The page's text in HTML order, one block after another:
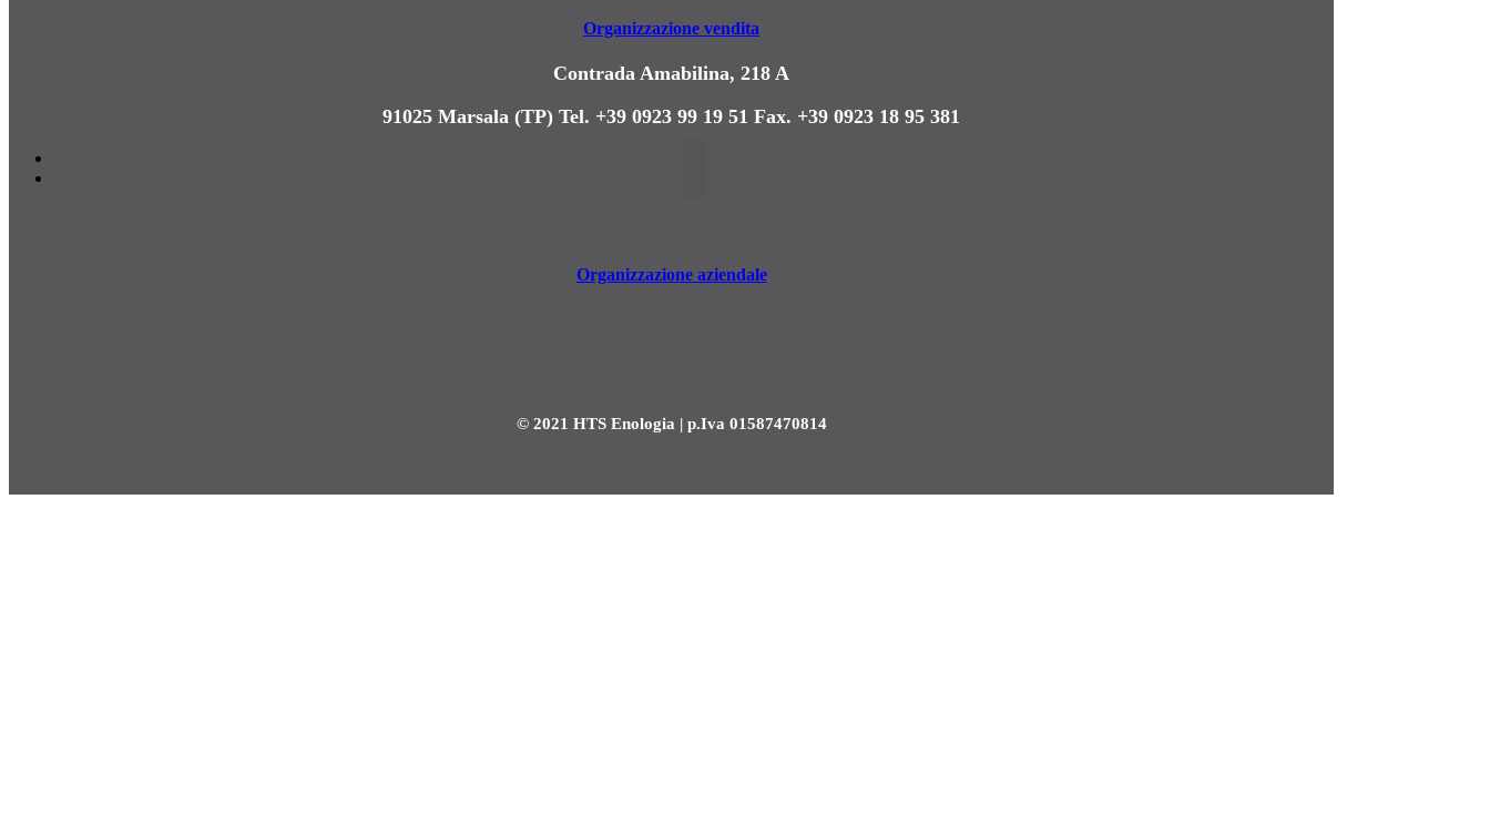
Organizzazione vendita
Contrada Amabilina, 218 A
91025 Marsala (TP) Tel. +39 0923 99 19 51 Fax. +39 0923 18 95 381
Organizzazione aziendale
© 2021 HTS Enologia | p.Iva 01587470814